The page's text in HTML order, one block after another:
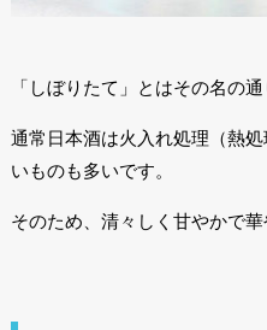
「しぼりたて」とはその名の
通常日本酒は火入れ処理（熱
いものも多いです。
そのため、清々しく甘やかで